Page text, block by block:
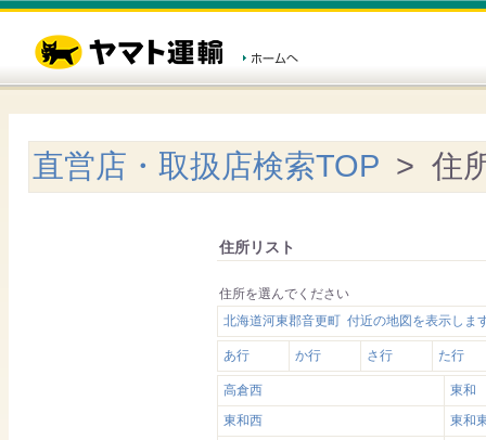
直営店・取扱店検索TOP > 住
住所リスト
住所を選んでください
北海道河東郡音更町 付近の地図を表示しま
あ行 か行 さ行 た行
高倉西
東和
東和西
東和